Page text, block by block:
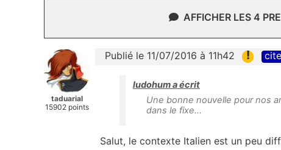
AFFICHER LES 4
taduarial
15902 points
Publié le 11/07/2016 à 11h42 !
ludohum a écrit
Une bonne nouvelle pour nos
dans le fixe...
Salut, le contexte Italien est un peu